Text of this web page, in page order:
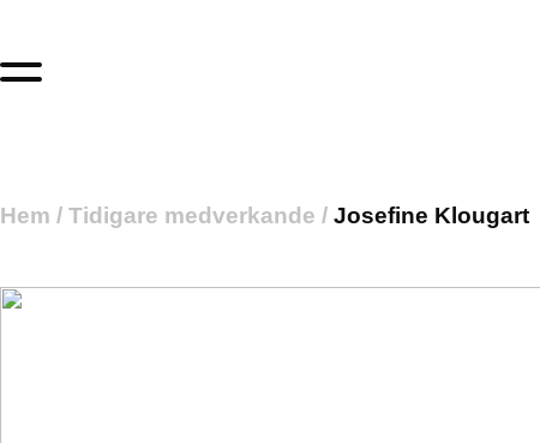
Hem / Tidigare medverkande / Josefine Klougart